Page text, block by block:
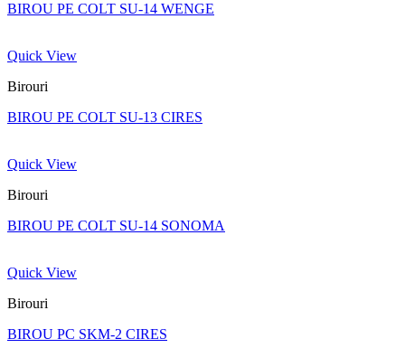
BIROU PE COLT SU-14 WENGE
Quick View
Birouri
BIROU PE COLT SU-13 CIRES
Quick View
Birouri
BIROU PE COLT SU-14 SONOMA
Quick View
Birouri
BIROU PC SKM-2 CIRES